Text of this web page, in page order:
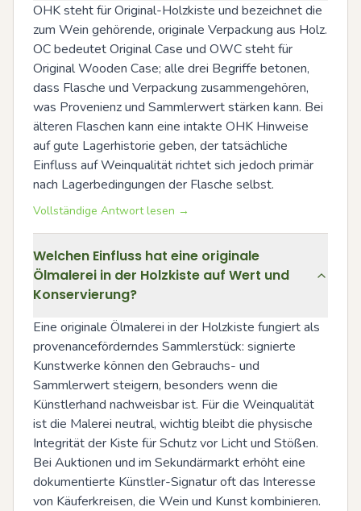
OHK steht für Original-Holzkiste und bezeichnet die
zum Wein gehörende, originale Verpackung aus Holz.
OC bedeutet Original Case und OWC steht für
Original Wooden Case; alle drei Begriffe betonen,
dass Flasche und Verpackung zusammengehören,
was Provenienz und Sammlerwert stärken kann. Bei
älteren Flaschen kann eine intakte OHK Hinweise
auf gute Lagerhistorie geben, der tatsächliche
Einfluss auf Weinqualität richtet sich jedoch primär
nach Lagerbedingungen der Flasche selbst.
Vollständige Antwort lesen →
Welchen Einfluss hat eine originale
Ölmalerei in der Holzkiste auf Wert und
Konservierung?
Eine originale Ölmalerei in der Holzkiste fungiert als
provenanceförderndes Sammlerstück: signierte
Kunstwerke können den Gebrauchs- und
Sammlerwert steigern, besonders wenn die
Künstlerhand nachweisbar ist. Für die Weinqualität
ist die Malerei neutral, wichtig bleibt die physische
Integrität der Kiste für Schutz vor Licht und Stößen.
Bei Auktionen und im Sekundärmarkt erhöht eine
dokumentierte Künstler-Signatur oft das Interesse
von Käuferkreisen, die Wein und Kunst kombinieren.